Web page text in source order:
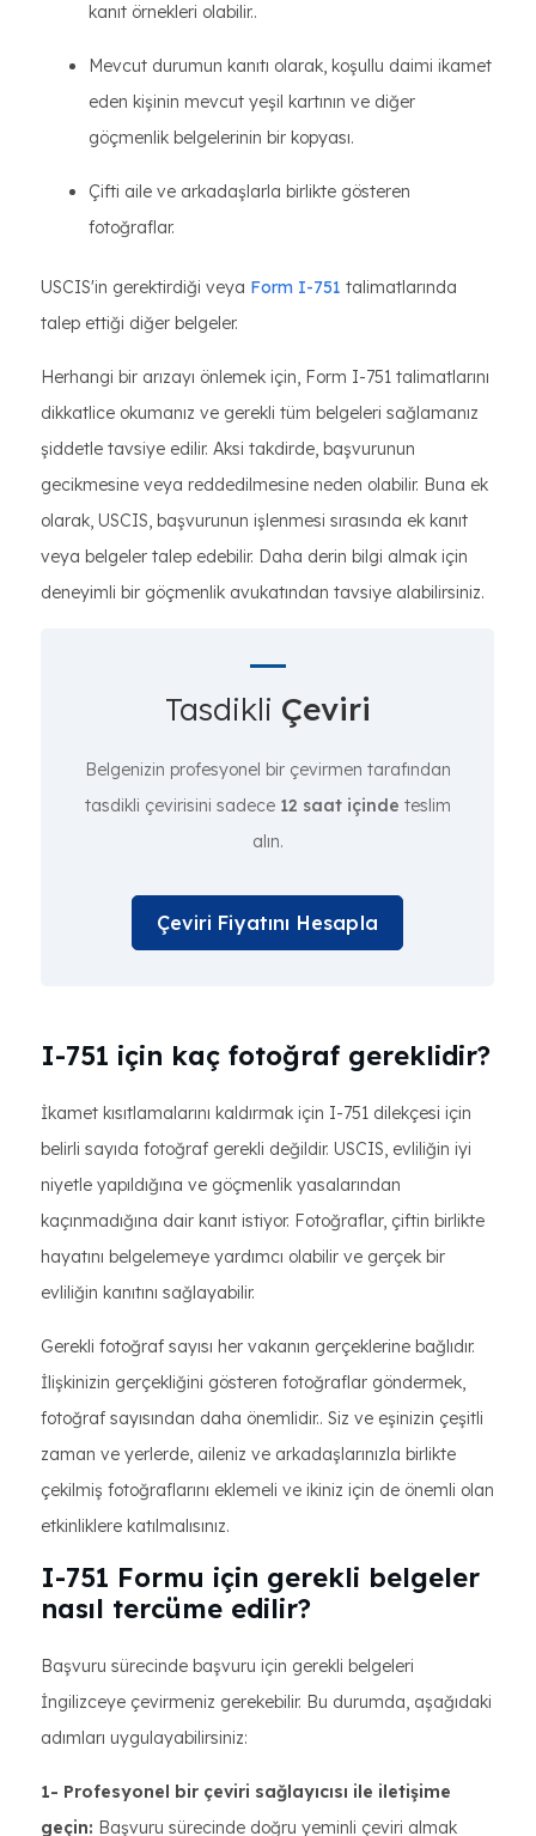
kanıt örnekleri olabilir..
Mevcut durumun kanıtı olarak, koşullu daimi ikamet
eden kişinin mevcut yeşil kartının ve diğer
göçmenlik belgelerinin bir kopyası.
Çifti aile ve arkadaşlarla birlikte gösteren
fotoğraflar.
USCIS'in gerektirdiği veya Form I-751 talimatlarında
talep ettiği diğer belgeler.
Herhangi bir arızayı önlemek için, Form I-751 talimatlarını
dikkatlice okumanız ve gerekli tüm belgeleri sağlamanız
şiddetle tavsiye edilir. Aksi takdirde, başvurunun
gecikmesine veya reddedilmesine neden olabilir. Buna ek
olarak, USCIS, başvurunun işlenmesi sırasında ek kanıt
veya belgeler talep edebilir. Daha derin bilgi almak için
deneyimli bir göçmenlik avukatından tavsiye alabilirsiniz.
Tasdikli Çeviri
Belgenizin profesyonel bir çevirmen tarafından
tasdikli çevirisini sadece 12 saat içinde teslim
alın.
Çeviri Fiyatını Hesapla
I-751 için kaç fotoğraf gereklidir?
İkamet kısıtlamalarını kaldırmak için I-751 dilekçesi için
belirli sayıda fotoğraf gerekli değildir. USCIS, evliliğin iyi
niyetle yapıldığına ve göçmenlik yasalarından
kaçınmadığına dair kanıt istiyor. Fotoğraflar, çiftin birlikte
hayatını belgelemeye yardımcı olabilir ve gerçek bir
evliliğin kanıtını sağlayabilir.
Gerekli fotoğraf sayısı her vakanın gerçeklerine bağlıdır.
İlişkinizin gerçekliğini gösteren fotoğraflar göndermek,
fotoğraf sayısından daha önemlidir.. Siz ve eşinizin çeşitli
zaman ve yerlerde, aileniz ve arkadaşlarınızla birlikte
çekilmiş fotoğraflarını eklemeli ve ikiniz için de önemli olan
etkinliklere katılmalısınız.
I-751 Formu için gerekli belgeler
nasıl tercüme edilir?
Başvuru sürecinde başvuru için gerekli belgeleri
İngilizceye çevirmeniz gerekebilir. Bu durumda, aşağıdaki
adımları uygulayabilirsiniz:
1- Profesyonel bir çeviri sağlayıcısı ile iletişime
geçin: Başvuru sürecinde doğru yeminli çeviri almak